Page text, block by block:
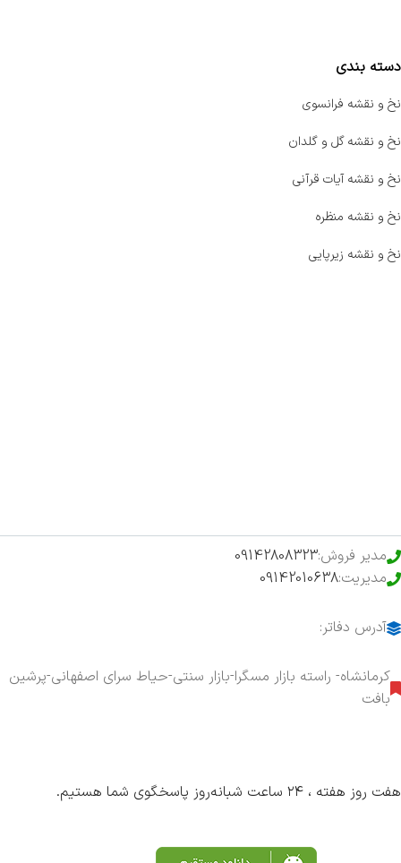
دسته بندی
نخ و نقشه فرانسوی
نخ و نقشه گل و گلدان
نخ و نقشه آیات قرآنی
نخ و نقشه منظره
نخ و نقشه زیرپایی
مدیر فروش:09142808323
مدیریت:09142010638
آدرس دفاتر:
کرمانشاه- راسته بازار مسگرا-بازار سنتی-حیاط سرای اصفهانی-پرشین
بافت
هفت روز هفته ، ۲۴ ساعت شبانه‌روز پاسخگوی شما هستیم.